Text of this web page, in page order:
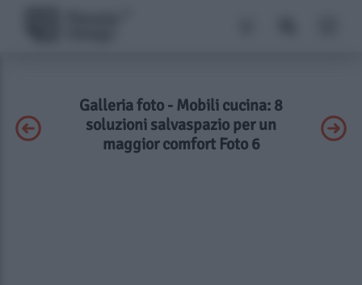
Galleria foto - Mobili cucina: 8
soluzioni salvaspazio per un
maggior comfort Foto 6